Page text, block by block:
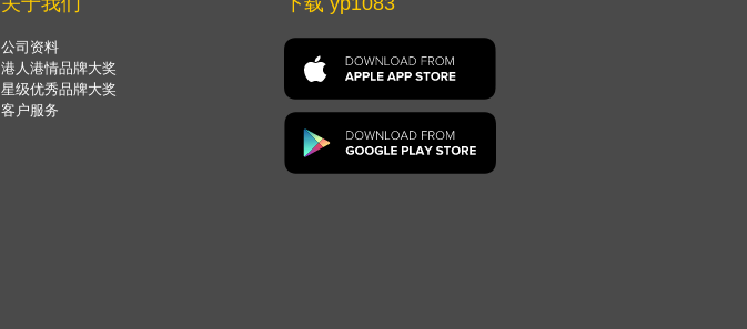
公司资料
港人港情品牌大奖
星级优秀品牌大奖
客户服务